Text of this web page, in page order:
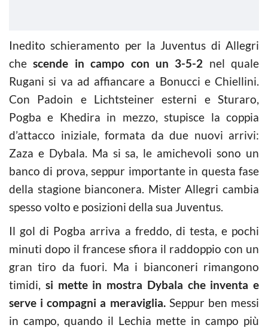
Inedito schieramento per la Juventus di Allegri
chescende in campo con un 3-5-2 nel quale
Rugani si va ad affiancare a Bonucci e Chiellini.
Con Padoin e Lichtsteiner esterni e Sturaro,
Pogba e Khedira in mezzo, stupisce la coppia
d’attacco iniziale, formata da due nuovi arrivi:
Zaza e Dybala. Ma si sa, le amichevoli sono un
banco di prova, seppur importante in questa fase
della stagione bianconera. Mister Allegri cambia
spesso volto e posizioni della sua Juventus.
Il gol di Pogba arriva a freddo, di testa, e pochi
minuti dopo il francese sfiora il raddoppio con un
gran tiro da fuori. Ma i bianconeri rimangono
timidi, si mette in mostra Dybala che inventa e
serve i compagni a meraviglia.Seppur ben messi
in campo, quando il Lechia mette in campo più